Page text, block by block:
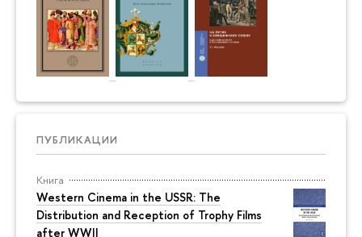
ПУБЛИКАЦИИ
Книга
Western Cinema in the USSR: The
Distribution and Reception of Trophy Films
after WWII